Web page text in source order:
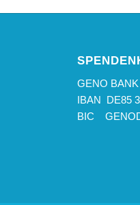
GENO
IBAN DE85
BIC